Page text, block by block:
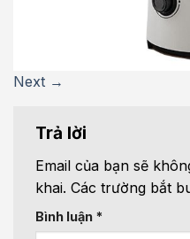
Next →
Trả lời
Email của bạn sẽ
khai. Các trường bắt
Bình luận *